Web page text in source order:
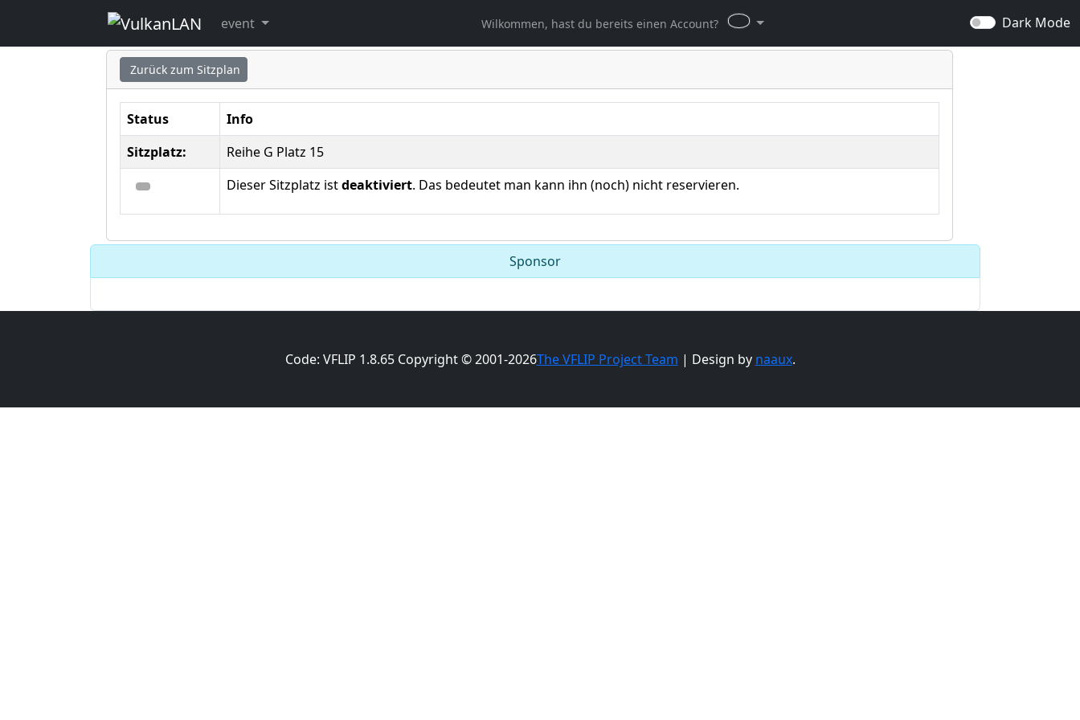
event Wilkommen, hast du bereits einen Account? Dark Mode
Sitzplatz ausgewählt
Zurück zum Sitzplan
Status
Info
Sitzplatz:
Reihe G Platz 15
Dieser Sitzplatz istdeaktiviert. Das bedeutet man kann ihn (noch) nicht reservieren.
Sponsor
Code: VFLIP 1.8.65 Copyright © 2001-2026The VFLIP Project Team | Design by naaux.